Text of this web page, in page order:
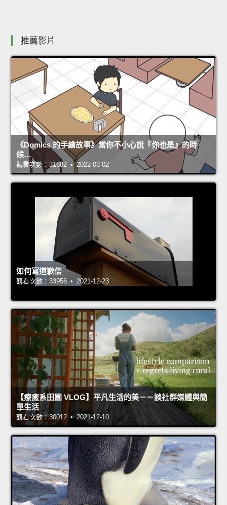
推薦影片
《Domics 的手繪故事》當你不小心說『你也是』的時
候…
觀看次數：31682 • 2022-03-02
如何寫道歉信
觀看次數：33956 • 2021-12-23
【療癒系田園 VLOG】平凡生活的美－－談社群媒體與簡
單生活
觀看次數：30012 • 2021-12-10